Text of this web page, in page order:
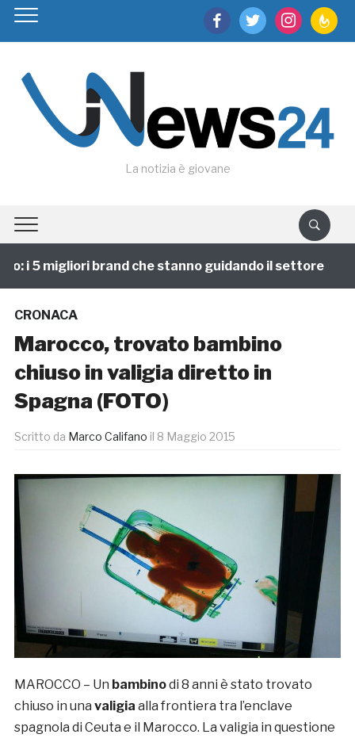
facebooktwitter instagram
La notizia è giovane
i 5 migliori brand che stanno guidando il settore
CRONACA
Marocco, trovato bambino
chiuso in valigia diretto in
Spagna (FOTO)
Scritto da Marco Califano il 8 Maggio 2015
MAROCCO – Un bambinodi 8 anni è stato trovato
chiuso in una valigia alla frontiera tra l’enclave
spagnola di Ceuta e il Marocco. La valigia in questione